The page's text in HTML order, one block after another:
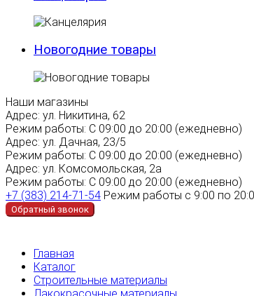
Новогодние товары
Наши магазины
Адрес: ул. Никитина, 62
Режим работы: С 09:00 до 20:00 (ежедневно)
Адрес: ул. Дачная, 23/5
Режим работы: С 09:00 до 20:00 (ежедневно)
Адрес: ул. Комсомольская, 2а
Режим работы: С 09:00 до 20:00 (ежедневно)
+7 (383) 214-71-54 Режим работы с 9:00 по
Обратный звонок
Главная
Каталог
Строительные материалы